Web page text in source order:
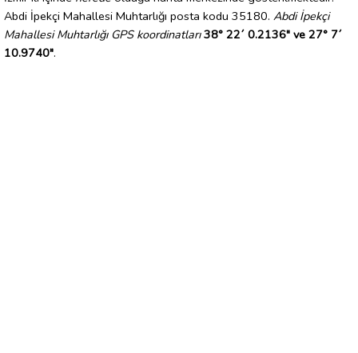
Abdi İpekçi Mahallesi Muhtarlığı posta kodu 35180. Abdi İpekçi
Mahallesi Muhtarlığı GPS koordinatları 38° 22´ 0.2136" ve 27° 7´
10.9740".